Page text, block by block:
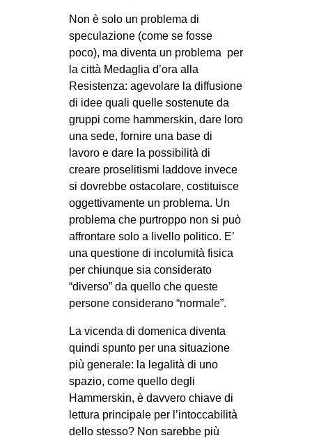
Non è solo un problema di
speculazione (come se fosse
poco), ma diventa un problema per
la città Medaglia d’ora alla
Resistenza: agevolare la diffusione
di idee quali quelle sostenute da
gruppi come hammerskin, dare loro
una sede, fornire una base di
lavoro e dare la possibilità di
creare proselitismi laddove invece
si dovrebbe ostacolare, costituisce
oggettivamente un problema. Un
problema che purtroppo non si può
affrontare solo a livello politico. E’
una questione di incolumità fisica
per chiunque sia considerato
“diverso” da quello che queste
persone considerano “normale”.
La vicenda di domenica diventa
quindi spunto per una situazione
più generale: la legalità di uno
spazio, come quello degli
Hammerskin, è davvero chiave di
lettura principale per l’intoccabilità
dello stesso? Non sarebbe più